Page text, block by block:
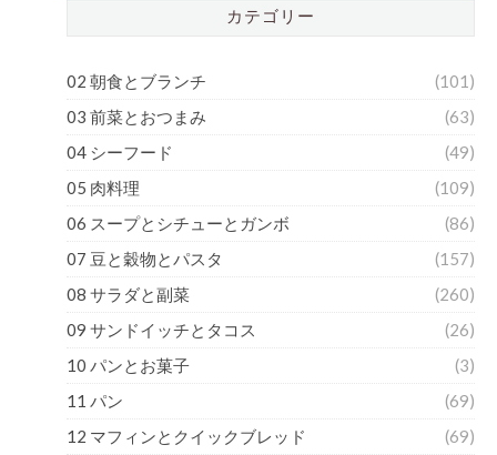
カテゴリー
02 朝食とブランチ
(101)
03 前菜とおつまみ
(63)
04 シーフード
(49)
05 肉料理
(109)
06 スープとシチューとガンボ
(86)
07 豆と穀物とパスタ
(157)
08 サラダと副菜
(260)
09 サンドイッチとタコス
(26)
10 パンとお菓子
(3)
11 パン
(69)
12 マフィンとクイックブレッド
(69)